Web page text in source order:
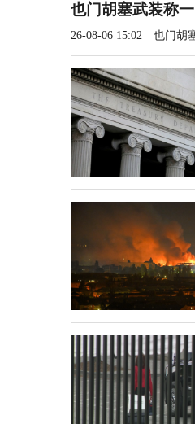
也门胡塞武装称
26-08-06 15:02 也门胡